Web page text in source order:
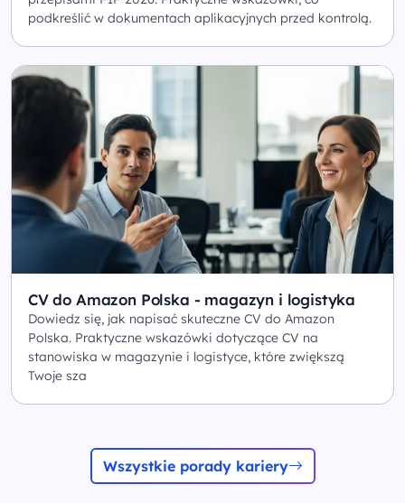
podkreślić w dokumentach aplikacyjnych przed kontrolą.
CV do Amazon Polska - magazyn i logistyka
Dowiedz się, jak napisać skuteczne CV do Amazon
Polska. Praktyczne wskazówki dotyczące CV na
stanowiska w magazynie i logistyce, które zwiększą
Twoje sza
Wszystkie porady kariery